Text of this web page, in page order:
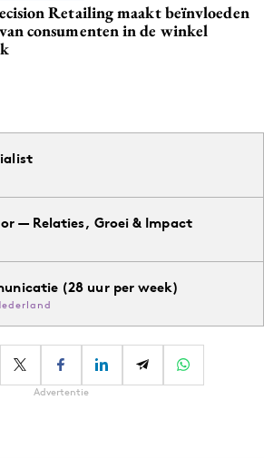
Retailing maakt beïnvloeden
consumenten in de winkel
— Relaties, Groei & Impact
(28 uur per week)
Advertentie